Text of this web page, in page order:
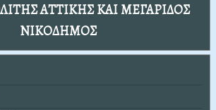
ΑΤΤΙΚΗΣ ΚΑΙ ΜΕΓΑΡΙΔΟΣ
ΝΙΚΟΔΗΜΟΣ